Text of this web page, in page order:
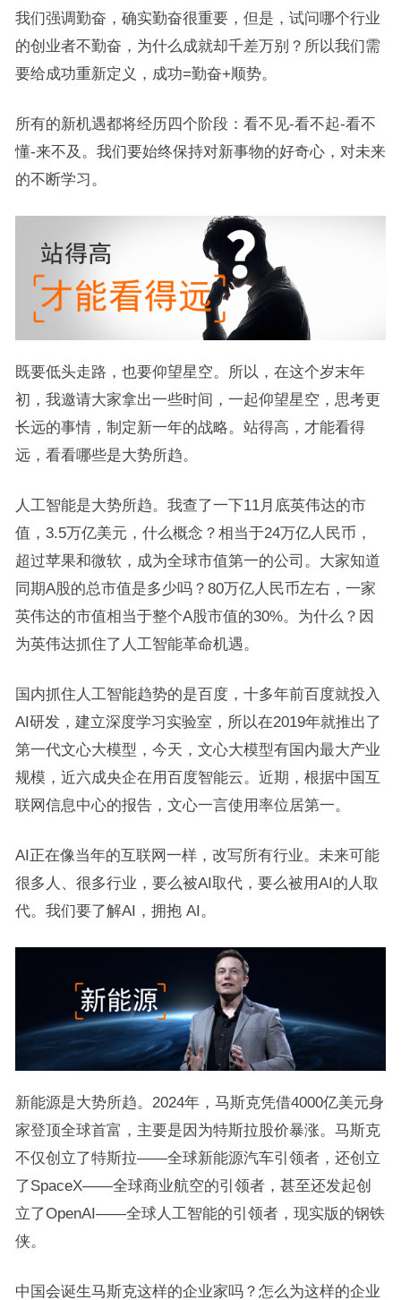
我们强调勤奋，确实勤奋很重要，但是，试问哪个行业
的创业者不勤奋，为什么成就却千差万别？所以我们需
要给成功重新定义，成功=勤奋+顺势。
所有的新机遇都将经历四个阶段：看不见-看不起-看不
懂-来不及。我们要始终保持对新事物的好奇心，对未来
的不断学习。
既要低头走路，也要仰望星空。所以，在这个岁末年
初，我邀请大家拿出一些时间，一起仰望星空，思考更
长远的事情，制定新一年的战略。站得高，才能看得
远，看看哪些是大势所趋。
人工智能是大势所趋。我查了一下11月底英伟达的市
值，3.5万亿美元，什么概念？相当于24万亿人民币，
超过苹果和微软，成为全球市值第一的公司。大家知道
同期A股的总市值是多少吗？80万亿人民币左右，一家
英伟达的市值相当于整个A股市值的30%。为什么？因
为英伟达抓住了人工智能革命机遇。
国内抓住人工智能趋势的是百度，十多年前百度就投入
AI研发，建立深度学习实验室，所以在2019年就推出了
第一代文心大模型，今天，文心大模型有国内最大产业
规模，近六成央企在用百度智能云。近期，根据中国互
联网信息中心的报告，文心一言使用率位居第一。
AI正在像当年的互联网一样，改写所有行业。未来可能
很多人、很多行业，要么被AI取代，要么被用AI的人取
代。我们要了解AI，拥抱 AI。
新能源是大势所趋。2024年，马斯克凭借4000亿美元身
家登顶全球首富，主要是因为特斯拉股价暴涨。马斯克
不仅创立了特斯拉——全球新能源汽车引领者，还创立
了SpaceX——全球商业航空的引领者，甚至还发起创
立了OpenAI——全球人工智能的引领者，现实版的钢铁
侠。
中国会诞生马斯克这样的企业家吗？怎么为这样的企业